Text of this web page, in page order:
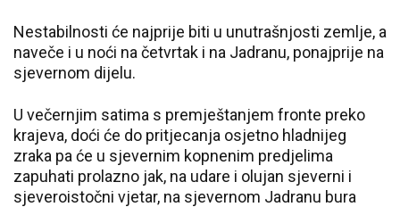
Nestabilnosti će najprije biti u unutrašnjosti zemlje, a
naveče i u noći na četvrtak i na Jadranu, ponajprije na
sjevernom dijelu.
U večernjim satima s premještanjem fronte preko
krajeva, doći će do pritjecanja osjetno hladnijeg
zraka pa će u sjevernim kopnenim predjelima
zapuhati prolazno jak, na udare i olujan sjeverni i
sjeveroistočni vjetar, na sjevernom Jadranu bura